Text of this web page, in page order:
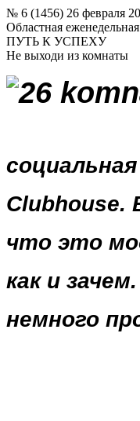
№ 6 (1456) 26 февраля
Областная еженедельная
ПУТЬ К УСПЕХУ
Не выходи из комнаты
Clubhouse.
что это
как и
немного